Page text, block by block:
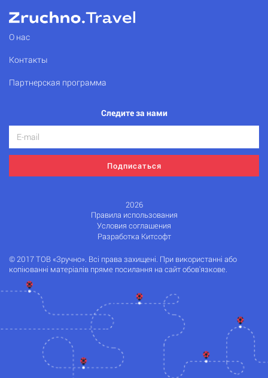
О нас
Контакты
Партнерская программа
Следите за нами
Подписаться
2026
Правила использования
Условия соглашения
Разработка Китсофт
© 2017 ТОВ «Зручно». Всі права захищені. При використанні або
копіюванні матеріалів пряме посилання на сайт обов'язкове.